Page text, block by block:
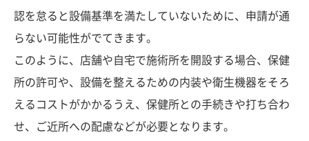
認を怠ると設備基準を満たしていないために、申請が通
らない可能性がでてきます。
このように、店舗や自宅で施術所を開設する場合、保健
所の許可や、設備を整えるための内装や衛生機器をそろ
えるコストがかかるうえ、保健所との手続きや打ち合わ
せ、ご近所への配慮などが必要となります。